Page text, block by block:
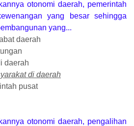
otonomi daerah, pemerintah
yang besar sehingga
yang...
daerah
daerah
di daerah
pusat
otonomi daerah, pengalihan